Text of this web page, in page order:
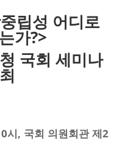
립성 어디로
가?>
국회 세미나
시, 국회 의원회관 제2